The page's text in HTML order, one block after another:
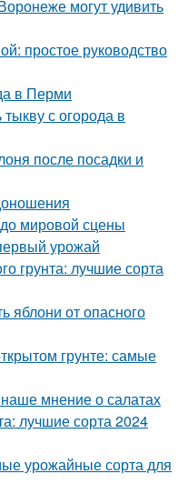
могут удивить
простое руководство
в Перми
с огорода в
после посадки и
мировой сцены
урожай
грунта: лучшие сорта
яблони от опасного
грунте: самые
мнение о салатах
лучшие сорта 2024
урожайные сорта для